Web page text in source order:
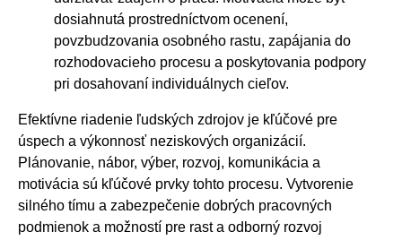
dosiahnutá prostredníctvom ocenení,
povzbudzovania osobného rastu, zapájania do
rozhodovacieho procesu a poskytovania podpory
pri dosahovaní individuálnych cieľov.
Efektívne riadenie ľudských zdrojov je kľúčové pre
úspech a výkonnosť neziskových organizácií.
Plánovanie, nábor, výber, rozvoj, komunikácia a
motivácia sú kľúčové prvky tohto procesu. Vytvorenie
silného tímu a zabezpečenie dobrých pracovných
podmienok a možností pre rast a odborný rozvoj